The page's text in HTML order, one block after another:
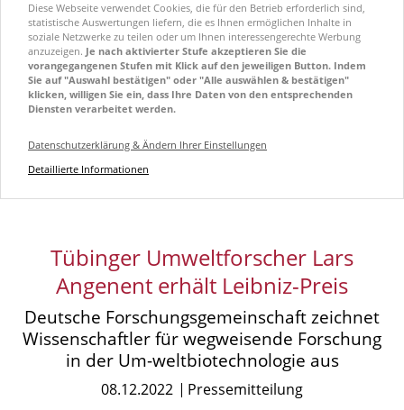
Diese Webseite verwendet Cookies, die für den Betrieb erforderlich sind,
statistische Auswertungen liefern, die es Ihnen ermöglichen Inhalte in
soziale Netzwerke zu teilen oder um Ihnen interessengerechte Werbung
anzuzeigen. Je nach aktivierter Stufe akzeptieren Sie die
vorangegangenen Stufen mit Klick auf den jeweiligen Button. Indem
Sie auf "Auswahl bestätigen" oder "Alle auswählen & bestätigen"
klicken, willigen Sie ein, dass Ihre Daten von den entsprechenden
Diensten verarbeitet werden.
Datenschutzerklärung & Ändern Ihrer Einstellungen
Detaillierte Informationen
Tübinger Umweltforscher Lars
Angenent erhält Leibniz-Preis
Deutsche Forschungsgemeinschaft zeichnet
Wissenschaftler für wegweisende Forschung
in der Um-weltbiotechnologie aus
08.12.2022 Pressemitteilung